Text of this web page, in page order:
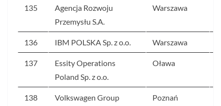
135
Agencja Rozwoju
Przemysłu S.A.
Warszawa
136 IBM POLSKA Sp. z o.o. Warszawa
137
Essity Operations
Poland Sp. z o.o.
Oława
138
Volkswagen Group
Poznań